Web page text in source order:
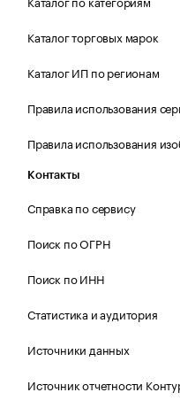
Каталог торговых марок
Каталог ИП по регионам
Правила использования
Правила использования
Контакты
Справка по сервису
Поиск по ОГРН
Поиск по ИНН
Статистика и аудитория
Источники данных
Источник отчетности